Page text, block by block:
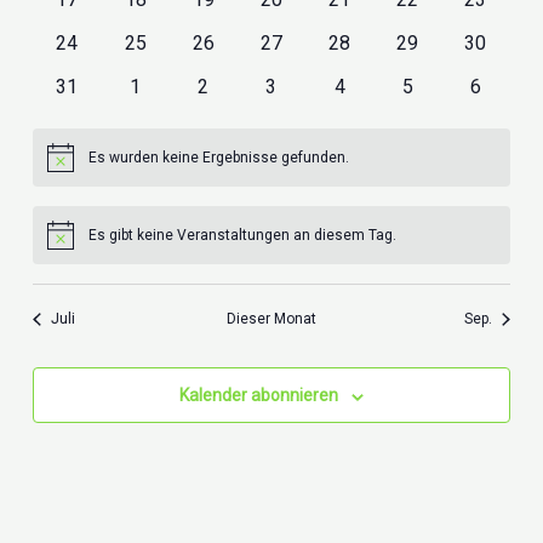
0
24
0
25
0
26
0
27
0
28
0
29
0
30
0
31
0
1
0
2
0
3
0
4
0
5
0
6
HinweisEs wurden keine Ergebnisse gefunden.
HinweisEs gibt keine Veranstaltungen an diesem Tag.
Juli Dieser Monat Sep.
Kalender abonnieren